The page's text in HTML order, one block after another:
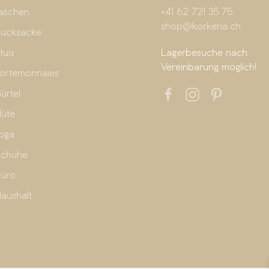
+41 62 721 35 75
shop@korkeria.ch
Lagerbesuche nach
Vereinbarung möglich!